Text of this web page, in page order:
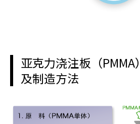
亚克力浇注板（
及制造方法